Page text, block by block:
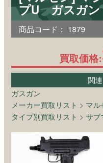
プU ガスガン
商品コード： 1879
買取価格:
関
ガスガン
メーカー買取リスト > マル
タイプ別買取リスト > サブ